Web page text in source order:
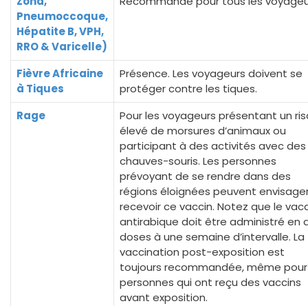
Pneumoccoque,
Hépatite B, VPH,
RRO & Varicelle)
Fièvre Africaine
à Tiques
Présence. Les voyageurs doivent se
protéger contre les tiques.
Rage
Pour les voyageurs présentant un
élevé de morsures d’animaux ou
participant à des activités avec des
chauves-souris. Les personnes
prévoyant de se rendre dans des
régions éloignées peuvent
recevoir ce vaccin. Notez que le
antirabique doit être administré en
doses à une semaine d’intervalle. La
vaccination post-exposition est
toujours recommandée, même
personnes qui ont reçu des vaccins
avant exposition.